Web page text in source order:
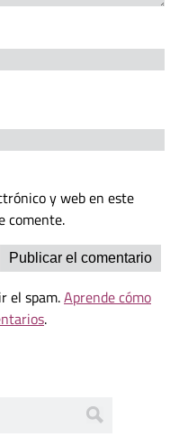
y web en este
comente.
el spam.Aprende cómo
.